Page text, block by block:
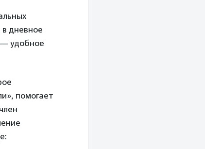
дневное
— удобное
помогает